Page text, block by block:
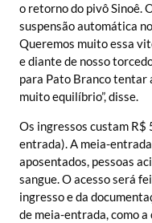
o retorno do pivô Sinoê.
suspensão automática
Queremos muito essa
e diante de nosso
para Pato Branco tentar
muito equilíbrio”, disse.
Os ingressos custam
entrada). A meia-
aposentados, pessoas
sangue. O acesso será
ingresso e da
de meia-entrada, como